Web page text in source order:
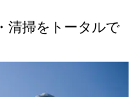
清掃をトータルで